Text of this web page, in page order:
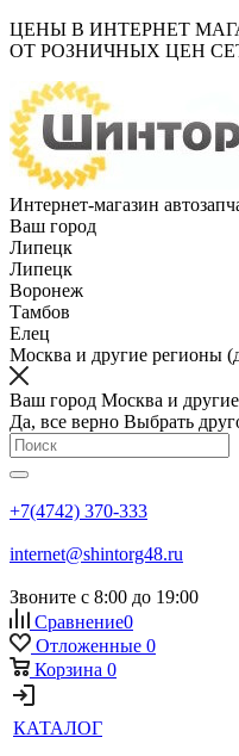
ЦЕНЫ В ИНТЕРНЕТ
ОТ РОЗНИЧНЫХ ЦЕН
Интернет-магазин
Ваш город
Липецк
Липецк
Воронеж
Тамбов
Елец
Москва и другие регионы
Ваш город Москва и
Да, все верно Выбрать
+7(4742) 370-333
internet@shintorg48.ru
Звоните с 8:00 до 19:00
Сравнение0
Отложенные 0
Корзина 0
КАТАЛОГ